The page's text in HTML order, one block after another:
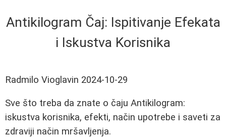
Antikilogram Čaj: Ispitivanje Efekata
i Iskustva Korisnika
Radmilo Vioglavin 2024-10-29
Sve što treba da znate o čaju Antikilogram:
iskustva korisnika, efekti, način upotrebe i saveti za
zdraviji način mršavljenja.